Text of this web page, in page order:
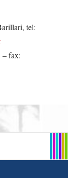
tel:
– fax: